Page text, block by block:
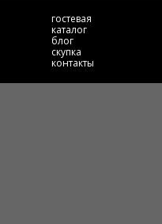
гостевая
каталог
блог
скупка
контакты